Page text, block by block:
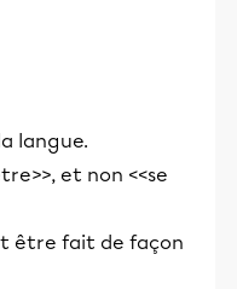
langue.
et non <<se
être fait de façon